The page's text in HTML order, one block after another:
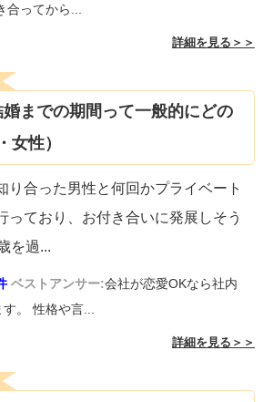
合ってから...
詳細を見る＞＞
までの期間って一般的にどの
女性）
り合った男性と何回かプライベート
っており、お付き合いに発展しそう
を過...
ベストアンサー:会社が恋愛OKなら社内
。 性格や言...
詳細を見る＞＞